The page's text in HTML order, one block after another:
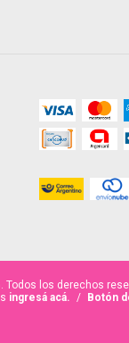
Todos los derechos
ingresá acá. / Botón